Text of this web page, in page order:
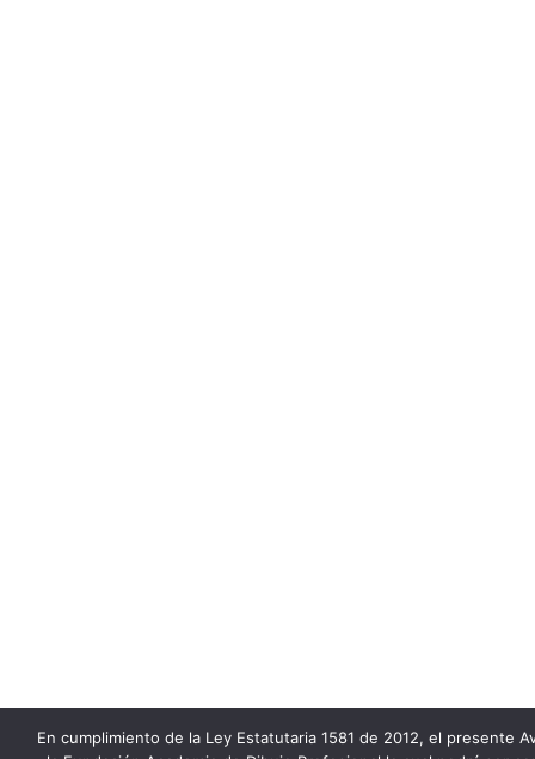
En cumplimiento de la Ley Estatutaria 1581 de 2012, el presente